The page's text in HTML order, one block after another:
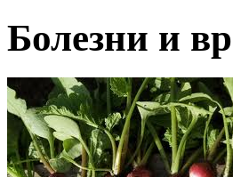
Болезни и